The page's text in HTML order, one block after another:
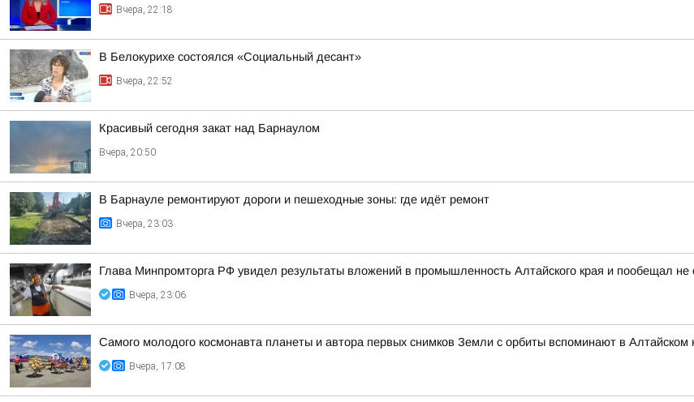
Вчера, 22:18
В Белокурихе состоялся «Социальный десант»
Вчера, 22:52
Красивый сегодня закат над Барнаулом
Вчера, 20:50
В Барнауле ремонтируют дороги и пешеходные зоны: где идёт ремонт
Вчера, 23:03
Глава Минпромторга РФ увидел результаты вложений в промышленность Алтайского края и пообещал
Вчера, 23:06
Самого молодого космонавта планеты и автора первых снимков Земли с орбиты вспоминают в Алтайском
Вчера, 17:08